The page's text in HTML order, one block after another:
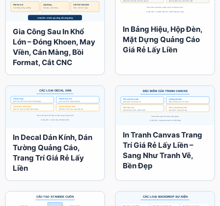
Gia Công Sau In Khổ
Lớn – Đóng Khoen, May
Viền, Cán Màng, Bồi
Format, Cắt CNC
In Bảng Hiệu, Hộp Đèn,
Mặt Dựng Quảng Cáo
Giá Rẻ Lấy Liền
In Decal Dán Kính, Dán
Tường Quảng Cáo,
Trang Trí Giá Rẻ Lấy
Liền
In Tranh Canvas Trang
Trí Giá Rẻ Lấy Liền –
Sang Như Tranh Vẽ,
Bền Đẹp